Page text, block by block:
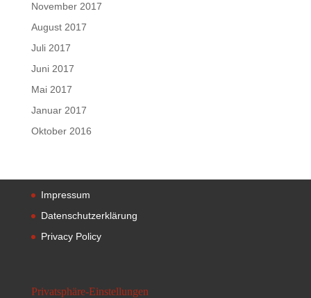
November 2017
August 2017
Juli 2017
Juni 2017
Mai 2017
Januar 2017
Oktober 2016
Impressum
Datenschutzerklärung
Privacy Policy
Privatsphäre-Einstellungen